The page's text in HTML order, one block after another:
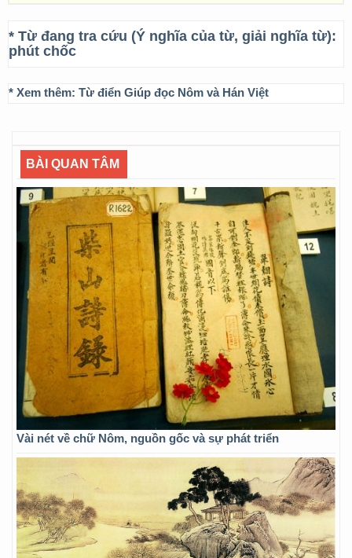
* Từ đang tra cứu (Ý nghĩa của từ, giải nghĩa từ):
phút chốc
* Xem thêm: Từ điển Giúp đọc Nôm và Hán Việt
BÀI QUAN TÂM
Vài nét về chữ Nôm, nguồn gốc và sự phát triển